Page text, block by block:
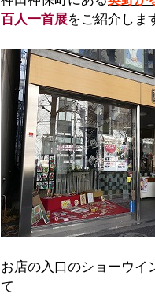
百人一首展をご紹介しま
お店の入口のショーウイ
て